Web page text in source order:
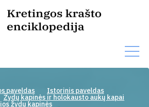
paveldas Istorinis paveldas
Žydų kapinės ir holokausto aukų kapai
žydų kapinės